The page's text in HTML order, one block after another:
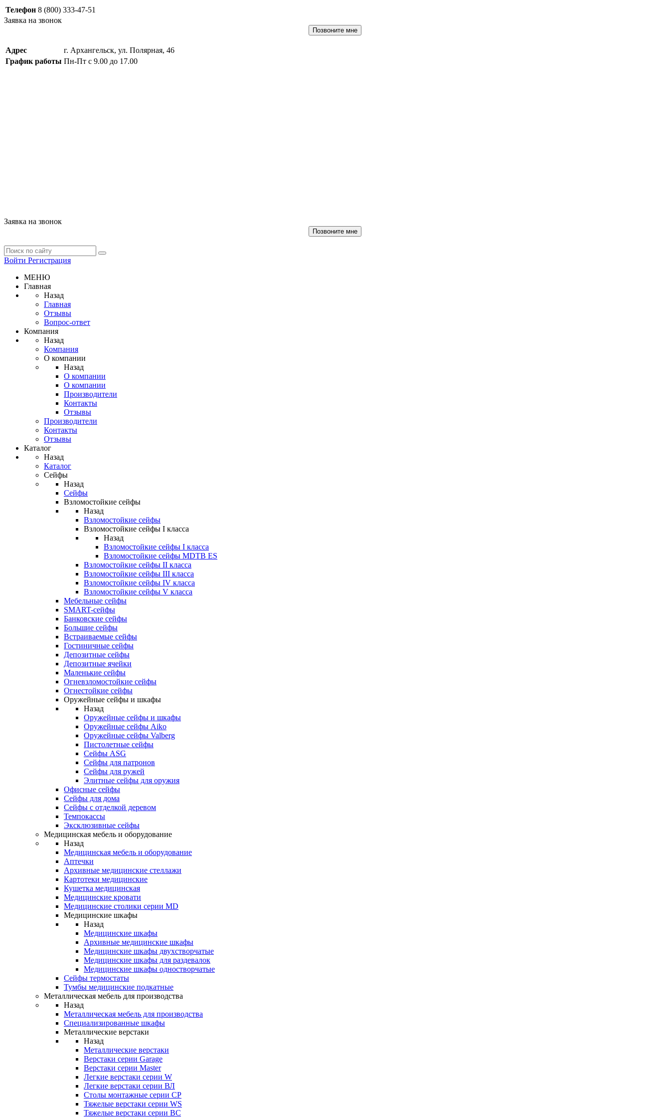
Телефон 8 (800) 333-47-51
Заявка на звонок
Позвоните мне
Адрес
г. Архангельск, ул. Полярная, 46
График работы Пн-Пт с 9.00 до 17.00
Заявка на звонок
Позвоните мне
Войти Регистрация
МЕНЮ
Главная
Назад
Главная
Отзывы
Вопрос-ответ
Компания
Назад
Компания
О компании
Назад
О компании
О компании
Производители
Контакты
Отзывы
Производители
Контакты
Отзывы
Каталог
Назад
Каталог
Сейфы
Назад
Сейфы
Взломостойкие сейфы
Назад
Взломостойкие сейфы
Взломостойкие сейфы I класса
Назад
Взломостойкие сейфы I класса
Взломостойкие сейфы MDTB ES
Взломостойкие сейфы II класса
Взломостойкие сейфы III класса
Взломостойкие сейфы IV класса
Взломостойкие сейфы V класса
Мебельные сейфы
SMART-сейфы
Банковские сейфы
Большие сейфы
Встраиваемые сейфы
Гостиничные сейфы
Депозитные сейфы
Депозитные ячейки
Маленькие сейфы
Огневзломостойкие сейфы
Огнестойкие сейфы
Оружейные сейфы и шкафы
Назад
Оружейные сейфы и шкафы
Оружейные сейфы Aiko
Оружейные сейфы Valberg
Пистолетные сейфы
Сейфы ASG
Сейфы для патронов
Сейфы для ружей
Элитные сейфы для оружия
Офисные сейфы
Сейфы для дома
Сейфы с отделкой деревом
Темпокассы
Эксклюзивные сейфы
Медицинская мебель и оборудование
Назад
Медицинская мебель и оборудование
Аптечки
Архивные медицинские стеллажи
Картотеки медицинские
Кушетка медицинская
Медицинские кровати
Медицинские столики серии MD
Медицинские шкафы
Назад
Медицинские шкафы
Архивные медицинские шкафы
Медицинские шкафы двухстворчатые
Медицинские шкафы для раздевалок
Медицинские шкафы одностворчатые
Сейфы термостаты
Тумбы медицинские подкатные
Металлическая мебель для производства
Назад
Металлическая мебель для производства
Cпециализированные шкафы
Металлические верстаки
Назад
Металлические верстаки
Верстаки серии Garage
Верстаки серии Master
Легкие верстаки серии W
Легкие верстаки серии ВЛ
Столы монтажные серии СР
Тяжелые верстаки серии WS
Тяжелые верстаки серии ВС